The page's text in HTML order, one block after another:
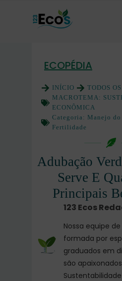
ECOPÉDIA
INÍCIO
TODOS
MACROTEMA:
ECONÔMICA
Categoria: Manejo
Fertilidade
Adubação
Serve E
Principais
123 Ecos
Nossa equipe
formada por
graduados em
são
Sustentabilidade